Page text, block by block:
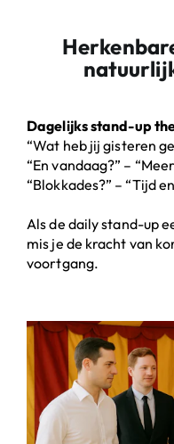
Dagelijks stand-up
“Wat heb jij gisteren
“En vandaag?” –
“Blokkades?” – “Tijd
Als de daily stand-up
mis je de kracht van
voortgang.